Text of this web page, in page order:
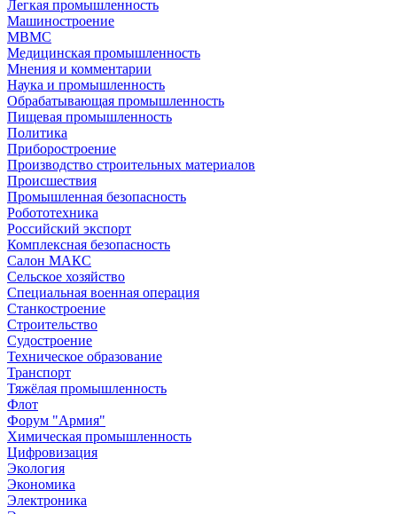
Легкая промышленность
Машиностроение
МВМС
Медицинская промышленность
Мнения и комментарии
Наука и промышленность
Обрабатывающая промышленность
Пищевая промышленность
Политика
Приборостроение
Производство строительных материалов
Происшествия
Промышленная безопасность
Робототехника
Российский экспорт
Комплексная безопасность
Салон МАКС
Сельское хозяйство
Специальная военная операция
Станкостроение
Строительство
Судостроение
Техническое образование
Транспорт
Тяжёлая промышленность
Флот
Форум "Армия"
Химическая промышленность
Цифровизация
Экология
Экономика
Электроника